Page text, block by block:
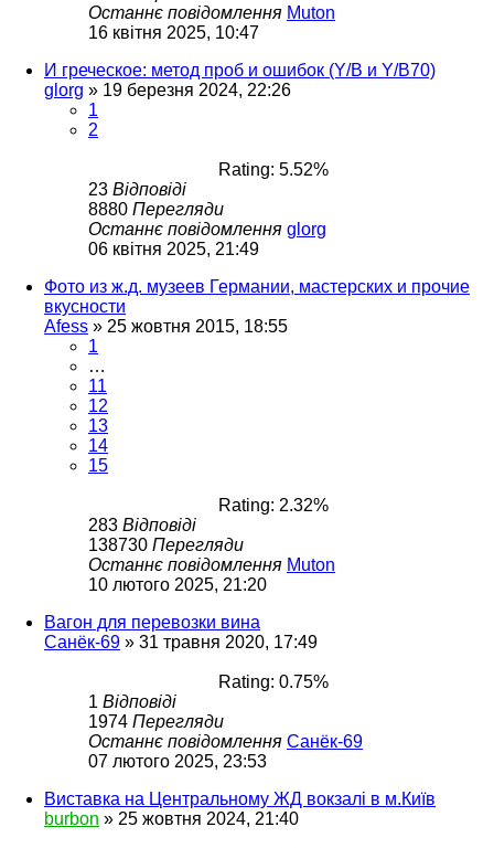
Останнє повідомлення Muton
16 квітня 2025, 10:47
И греческое: метод проб и ошибок (Y/B и Y/B70)
glorg » 19 березня 2024, 22:26
1
2
Rating: 5.52%
23 Відповіді
8880 Перегляди
Останнє повідомлення glorg
06 квітня 2025, 21:49
Фото из ж.д. музеев Германии, мастерских и прочие
вкусности
Afess » 25 жовтня 2015, 18:55
1
…
11
12
13
14
15
Rating: 2.32%
283 Відповіді
138730 Перегляди
Останнє повідомлення Muton
10 лютого 2025, 21:20
Вагон для перевозки вина
Санёк-69 » 31 травня 2020, 17:49
Rating: 0.75%
1 Відповіді
1974 Перегляди
Останнє повідомлення Санёк-69
07 лютого 2025, 23:53
Виставка на Центральному ЖД вокзалі в м.Київ
burbon » 25 жовтня 2024, 21:40